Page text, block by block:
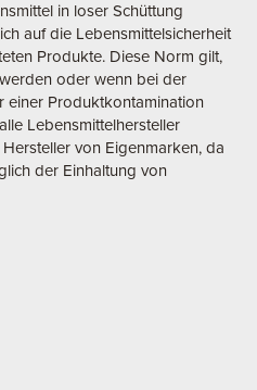
in loser Schüttung
auf die Lebensmittelsicherheit
Produkte. Diese Norm gilt,
oder wenn bei der
einer Produktkontamination
Lebensmittelhersteller
von Eigenmarken, da
der Einhaltung von